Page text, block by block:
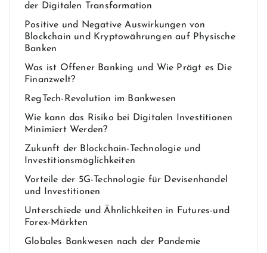
der Digitalen Transformation
Positive und Negative Auswirkungen von
Blockchain und Kryptowährungen auf Physische
Banken
Was ist Offener Banking und Wie Prägt es Die
Finanzwelt?
RegTech-Revolution im Bankwesen
Wie kann das Risiko bei Digitalen Investitionen
Minimiert Werden?
Zukunft der Blockchain-Technologie und
Investitionsmöglichkeiten
Vorteile der 5G-Technologie für Devisenhandel
und Investitionen
Unterschiede und Ähnlichkeiten in Futures-und
Forex-Märkten
Globales Bankwesen nach der Pandemie